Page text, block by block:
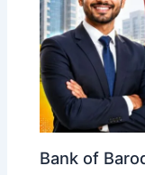
Bank of